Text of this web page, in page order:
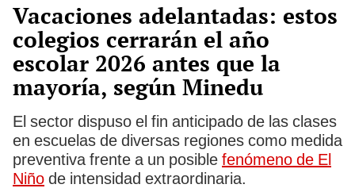
Vacaciones adelantadas: estos
colegios cerrarán el año
escolar 2026 antes que la
mayoría, según Minedu
El sector dispuso el fin anticipado de las clases
en escuelas de diversas regiones como medida
preventiva frente a un posible fenómeno de El
Niño de intensidad extraordinaria.